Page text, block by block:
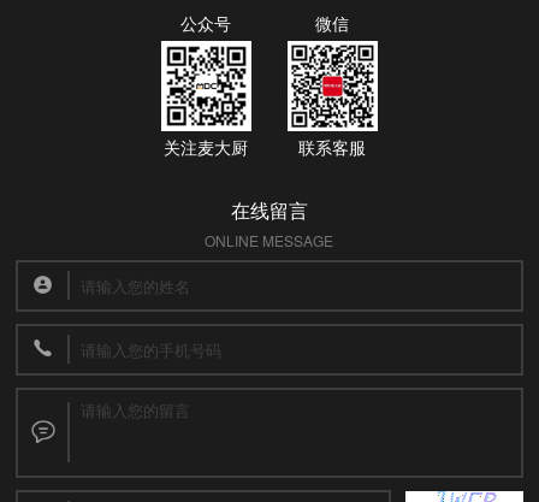
公众号
关注麦大厨
微信
联系客服
在线留言
ONLINE MESSAGE